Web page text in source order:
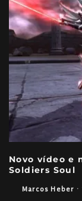
Novo vídeo e
Soldiers Soul
Marcos Heber ·